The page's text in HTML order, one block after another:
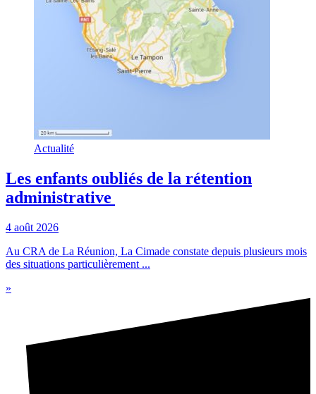
Actualité
Les enfants oubliés de la rétention
administrative
4 août 2026
Au CRA de La Réunion, La Cimade constate depuis plusieurs mois
des situations particulièrement ...
»